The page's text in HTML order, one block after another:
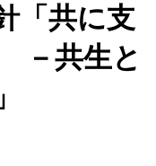
「共に支
－共生と